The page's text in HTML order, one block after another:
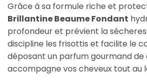
Grâce à sa formule riche et
Brillantine Beaume Fondant
profondeur et prévient la
discipline les frisottis et facilite le
déposant un parfum gourmand de
accompagne vos cheveux tout au